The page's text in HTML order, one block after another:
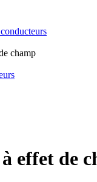
champ
effet de